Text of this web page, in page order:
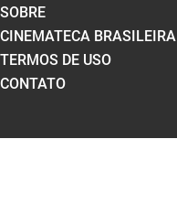
SOBRE
CINEMATECA BRASILEIRA
TERMOS DE USO
CONTATO